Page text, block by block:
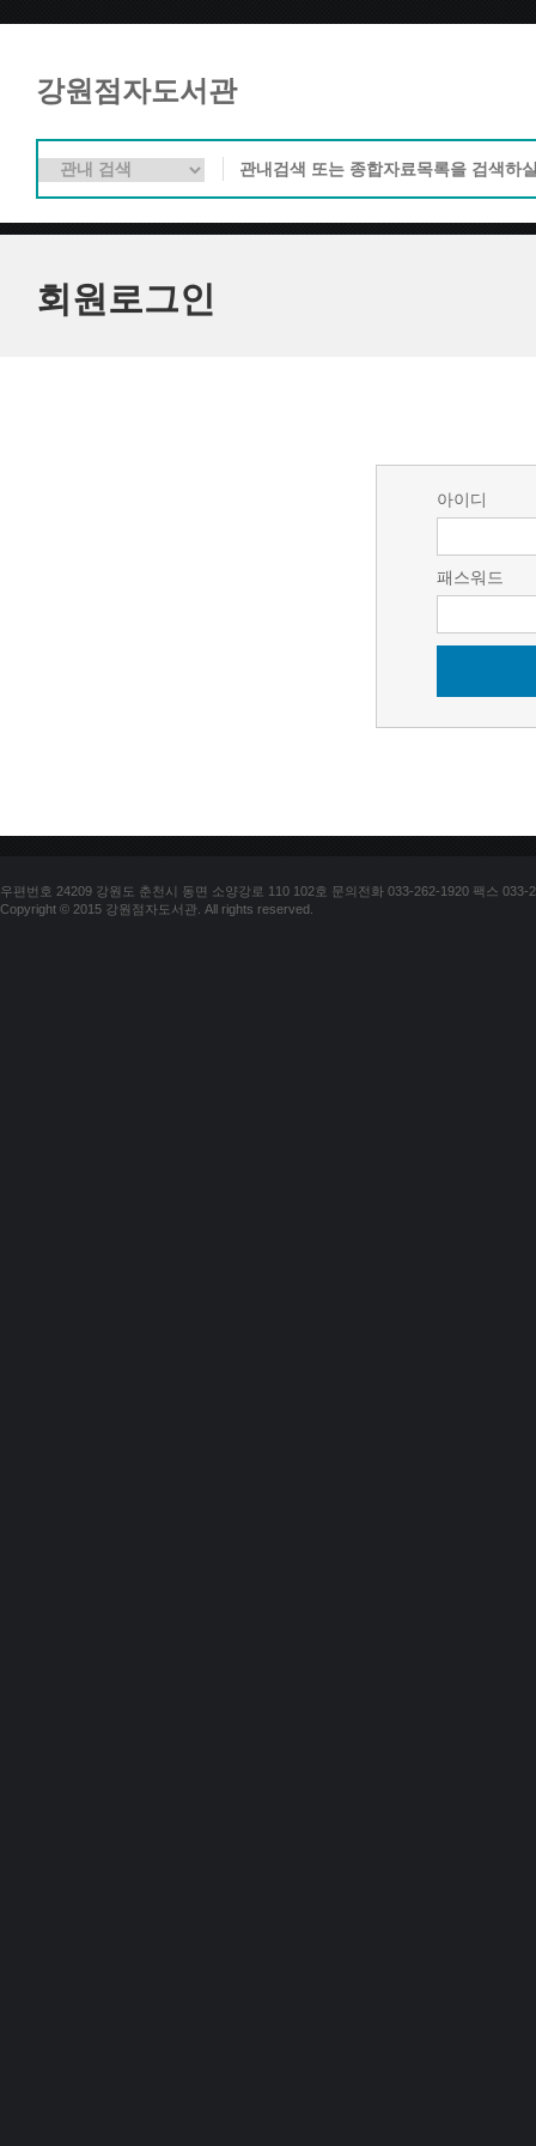
강원점자도서관
회원로그인
아이디
패스워드
우편번호 24209 강원도 춘천시 동면 소양강로 110 102호 문의전화 033-262-1920 팩스 033-
Copyright © 2015 강원점자도서관. All rights reserved.